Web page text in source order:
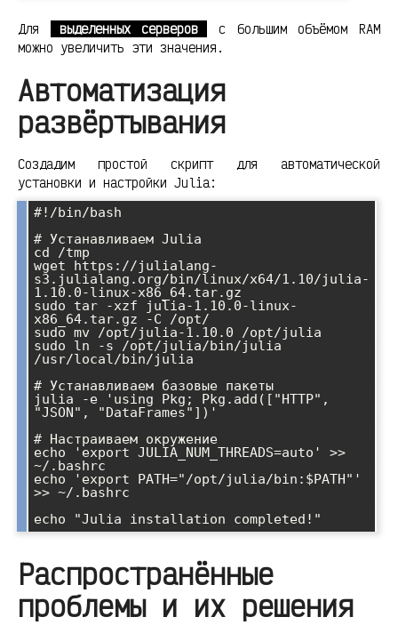
Для выделенных серверов
с большим объёмом RAM
можно увеличить эти значения.
Автоматизация
развёртывания
Создадим простой скрипт для автоматической
установки и настройки Julia:
#!/bin/bash
# Устанавливаем Julia
cd /tmp
wget https://julialang-
s3.julialang.org/bin/linux/x64/1.10/julia-
1.10.0-linux-x86_64.tar.gz
sudo tar -xzf julia-1.10.0-linux-
x86_64.tar.gz -C /opt/
sudo mv /opt/julia-1.10.0 /opt/julia
sudo ln -s /opt/julia/bin/julia
/usr/local/bin/julia
# Устанавливаем базовые пакеты
julia -e 'using Pkg; Pkg.add(["HTTP",
"JSON", "DataFrames"])'
# Настраиваем окружение
echo 'export JULIA_NUM_THREADS=auto' >>
~/.bashrc
echo 'export PATH="/opt/julia/bin:$PATH"'
>> ~/.bashrc
Распространённые
проблемы и их решения